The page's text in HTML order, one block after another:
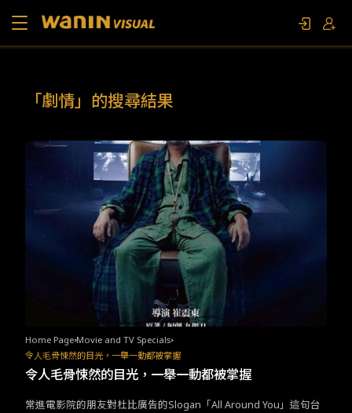
Movie and TV Specials
Contact Us
TW EN JP KR
「劇情」的搜尋結果
Home Page Movie and TV Specials
令人毛骨悚然的目光，一舉一動都被掌握
令人毛骨悚然的目光，一舉一動都被掌握
常進電影院的朋友對杜比廣告的Slogan「All Around You」這句台